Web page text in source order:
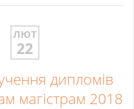
ЛЮТ
22
дипломів
магістрам 2018